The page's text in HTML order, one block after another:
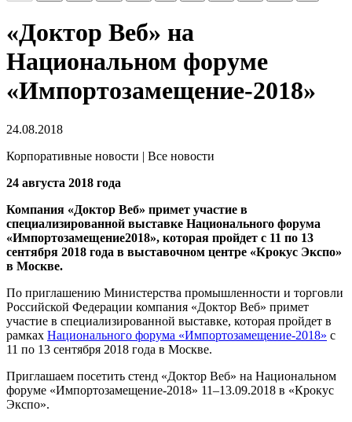
«Доктор Веб» на
Национальном форуме
«Импортозамещение-2018»
24.08.2018
Корпоративные новости | Все новости
24 августа 2018 года
Компания «Доктор Веб» примет участие в
специализированной выставке Национального форума
«Импортозамещение2018», которая пройдет с 11 по 13
сентября 2018 года в выставочном центре «Крокус Экспо»
в Москве.
По приглашению Министерства промышленности и торговли
Российской Федерации компания «Доктор Веб» примет
участие в специализированной выставке, которая пройдет в
рамках Национального форума «Импортозамещение-2018» с
11 по 13 сентября 2018 года в Москве.
Приглашаем посетить стенд «Доктор Веб» на Национальном
форуме «Импортозамещение-2018» 11–13.09.2018 в «Крокус
Экспо».